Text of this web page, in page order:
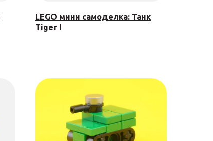
LEGO мини самоделка: Танк
Tiger I